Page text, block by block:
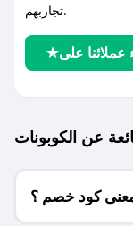
تجاربهم.
عن الكوبونات
كود خصم ؟